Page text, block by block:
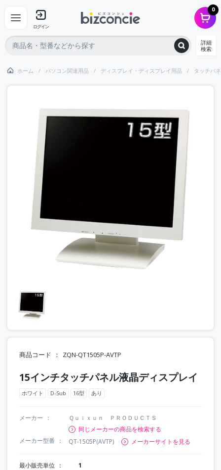
ログイン
0
詳細
検索
ホーム パソコン関連用品 ディスプレイ・ディスプレイ用品 タッチパ
商品コード ZQN-QT1505P-AVTP
15インチタッチパネル液晶ディスプレイ
ホワイト D-Sub 16型 あり
メーカー
Ｑｕｉｘｕｎ ＰＲＯＤＵＣＴＳ
同じメーカーの商品を検索する
メーカー型番
QT-1505P(AVTP) メーカーサイトを見る
最小販売単位 1